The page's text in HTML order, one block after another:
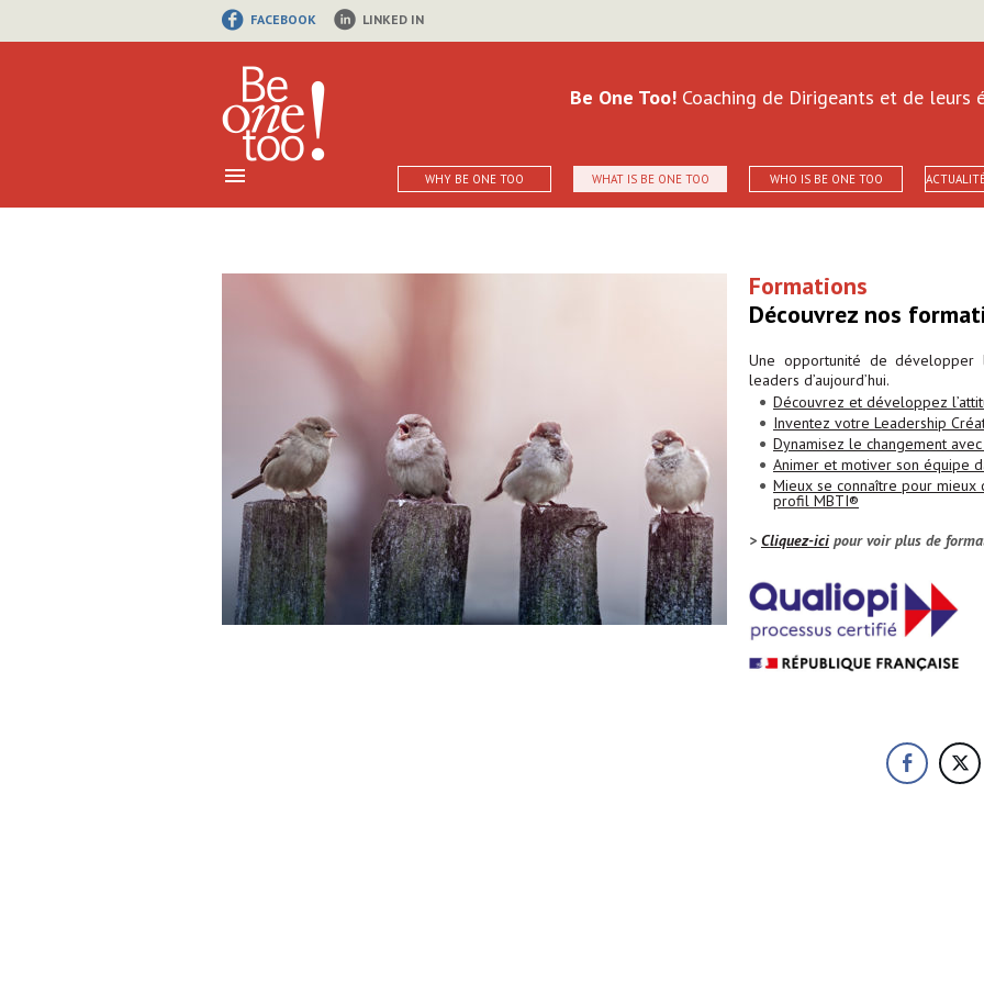
FACEBOOK LINKED IN
Be One Too! Coaching de Dirigeants et de leurs
WHY BE ONE TOO WHAT IS BE ONE TOO WHO IS BE ONE TOO
Formations
Découvrez nos
Une opportunité de développer
leaders d’aujourd’hui.
Découvrez et développez
Inventez votre Leadership
Dynamisez le changement
Animer et motiver son équipe
Mieux se connaître pour mieux
profil MBTI®
> Cliquez-icipour voir plus de